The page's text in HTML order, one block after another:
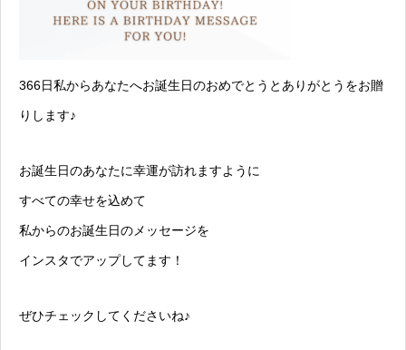
366日私からあなたへお誕生日のおめでとうとありがとうをお贈
りします♪
お誕生日のあなたに幸運が訪れますように
すべての幸せを込めて
私からのお誕生日のメッセージを
インスタでアップしてます！
ぜひチェックしてくださいね♪